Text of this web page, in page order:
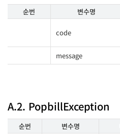
순번 변수명
code
message
A.2. PopbillException
순번 변수명